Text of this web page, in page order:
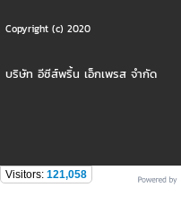
Copyright (c) 2020
บริษัท อีซีส์พริ้น เอ็กเพรส จำกัด
Visitors: 121,058